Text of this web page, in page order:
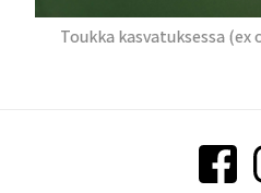
Toukka kasvatuksessa